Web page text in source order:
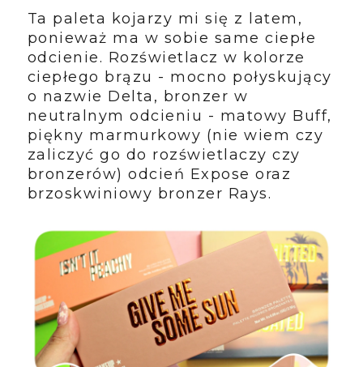
Ta paleta kojarzy mi się z latem,
ponieważ ma w sobie same ciepłe
odcienie. Rozświetlacz w kolorze
ciepłego brązu - mocno połyskujący
o nazwie Delta, bronzer w
neutralnym odcieniu - matowy Buff,
piękny marmurkowy (nie wiem czy
zaliczyć go do rozświetlaczy czy
bronzerów) odcień Expose oraz
brzoskwiniowy bronzer Rays.